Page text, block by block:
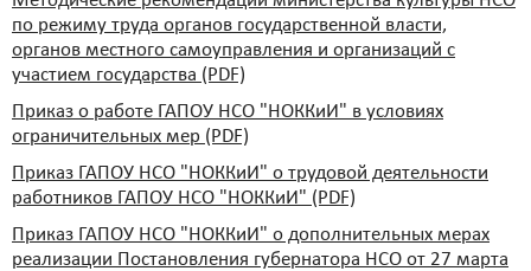
по режиму труда органов государственной власти,
органов местного самоуправления и организаций с
участием государства (PDF)
Приказ о работе ГАПОУ НСО "НОККиИ" в условиях
ограничительных мер (PDF)
Приказ ГАПОУ НСО "НОККиИ" о трудовой деятельности
работников ГАПОУ НСО "НОККиИ" (PDF)
Приказ ГАПОУ НСО "НОККиИ" о дополнительных мерах
реализации Постановления губернатора НСО от 27 марта